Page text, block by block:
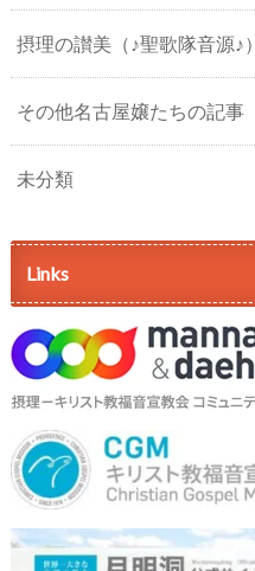
摂理の讃美（♪聖歌隊音源♪）
その他名古屋嬢たちの記事
未分類
Links